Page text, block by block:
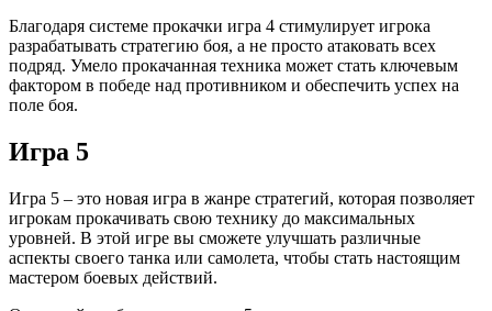
Благодаря системе прокачки игра 4 стимулирует игрока
разрабатывать стратегию боя, а не просто атаковать всех
подряд. Умело прокачанная техника может стать ключевым
фактором в победе над противником и обеспечить успех на
поле боя.
Игра 5
Игра 5 – это новая игра в жанре стратегий, которая позволяет
игрокам прокачивать свою технику до максимальных
уровней. В этой игре вы сможете улучшать различные
аспекты своего танка или самолета, чтобы стать настоящим
мастером боевых действий.